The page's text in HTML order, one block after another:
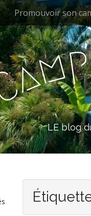
Promouvoir son
am
LE blog